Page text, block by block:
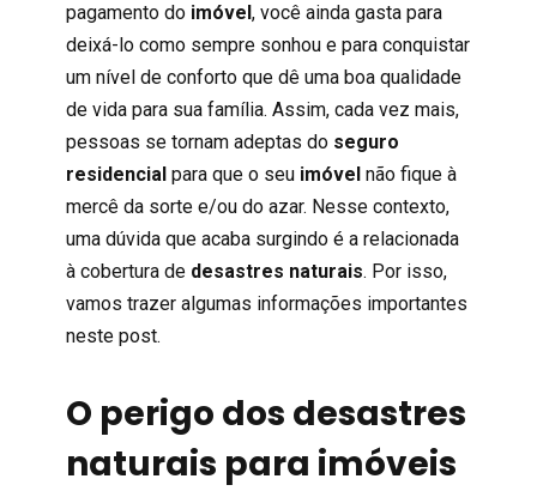
pagamento do imóvel, você ainda gasta para
deixá-lo como sempre sonhou e para conquistar
um nível de conforto que dê uma boa qualidade
de vida para sua família. Assim, cada vez mais,
pessoas se tornam adeptas do seguro
residencialpara que o seu imóvelnão fique à
mercê da sorte e/ou do azar. Nesse contexto,
uma dúvida que acaba surgindo é a relacionada
à cobertura de desastres naturais. Por isso,
vamos trazer algumas informações importantes
neste post.
O perigo dos desastres
naturais para imóveis